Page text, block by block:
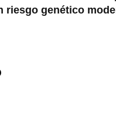
riesgo genético